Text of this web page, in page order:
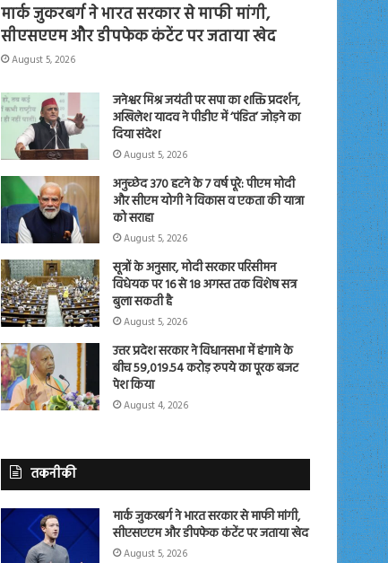
मार्क जुकरबर्ग ने भारत सरकार से माफी मांगी,
सीएसएएम और डीपफेक कंटेंट पर जताया खेद
August 5, 2026
जनेश्वर मिश्र जयंती पर सपा का शक्ति प्रदर्शन,
अखिलेश यादव ने पीडीए में ‘पंडित’ जोड़ने का
दिया संदेश
August 5, 2026
अनुच्छेद 370 हटने के 7 वर्ष पूरे: पीएम मोदी
और सीएम योगी ने विकास व एकता की यात्रा
को सराहा
August 5, 2026
सूत्रों के अनुसार, मोदी सरकार परिसीमन
विधेयक पर 16 से 18 अगस्त तक विशेष सत्र
बुला सकती है
August 5, 2026
उत्तर प्रदेश सरकार ने विधानसभा में हंगामे के
बीच 59,019.54 करोड़ रुपये का पूरक बजट
पेश किया
August 4, 2026
तकनीकी
मार्क जुकरबर्ग ने भारत सरकार से माफी मांगी,
सीएसएएम और डीपफेक कंटेंट पर जताया खेद
August 5, 2026